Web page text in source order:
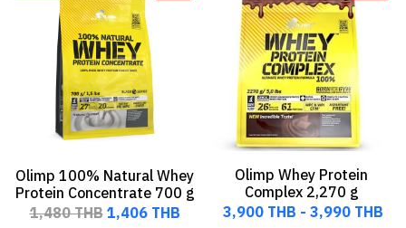
Olimp 100% Natural Whey
Protein Concentrate 700 g
1,480 THB 1,406 THB
Olimp Whey Protein
Complex 2,270 g
3,900 THB - 3,990 THB